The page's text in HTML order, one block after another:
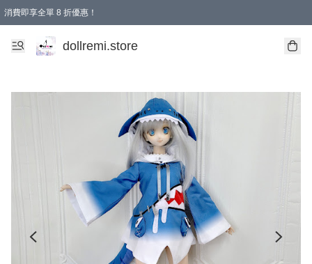
消費即享全單 8 折優惠！
購物滿 HKD 1500.00即享免運費優惠！（適用於 本地送貨、本地取貨、國際送貨 )
dollremi.store